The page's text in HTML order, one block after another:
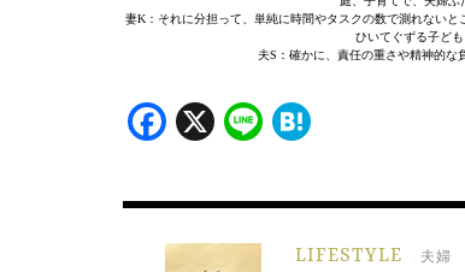
妻K：それに分担って、単純に時間やタスクの数で測れない
ひいてぐずる子ど
夫S：確かに、責任の重さや精神的な
Facebook
X Line
LIFESTYLE 夫婦